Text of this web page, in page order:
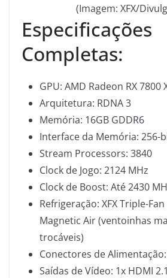
(Imagem: XFX/
Especificações
Completas:
GPU: AMD Radeon RX 7800
Arquitetura: RDNA 3
Memória: 16GB GDDR6
Interface da Memória: 256-
Stream Processors: 3840
Clock de Jogo: 2124 MHz
Clock de Boost: Até 2430
Refrigeração: XFX Triple-
Magnetic Air (ventoinhas
trocáveis)
Conectores de
Saídas de Vídeo: 1x HDMI